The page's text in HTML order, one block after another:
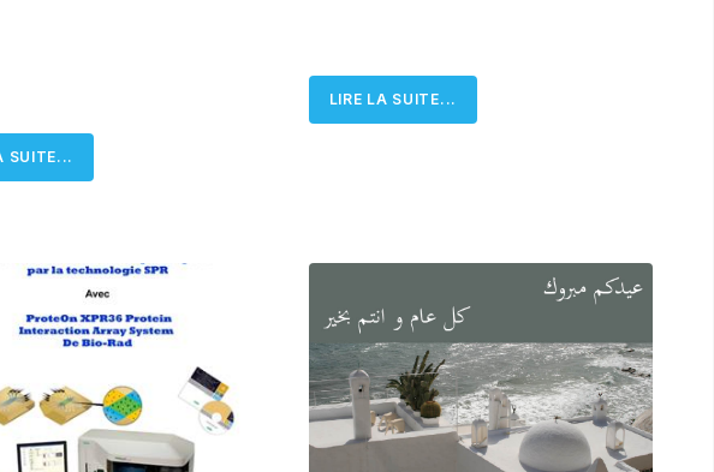
SUITE...
LIRE LA SUITE...